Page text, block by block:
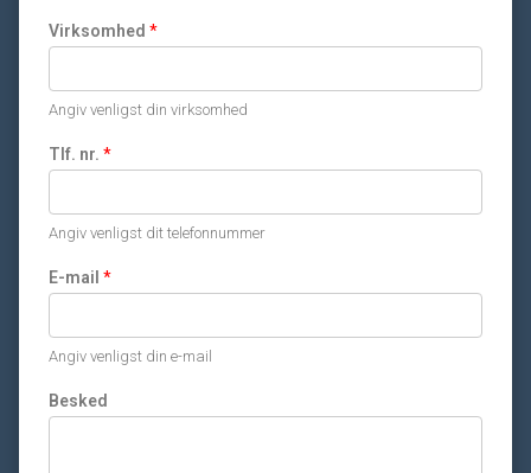
Virksomhed *
Angiv venligst din virksomhed
Tlf. nr. *
Angiv venligst dit telefonnummer
E-mail *
Angiv venligst din e-mail
Besked